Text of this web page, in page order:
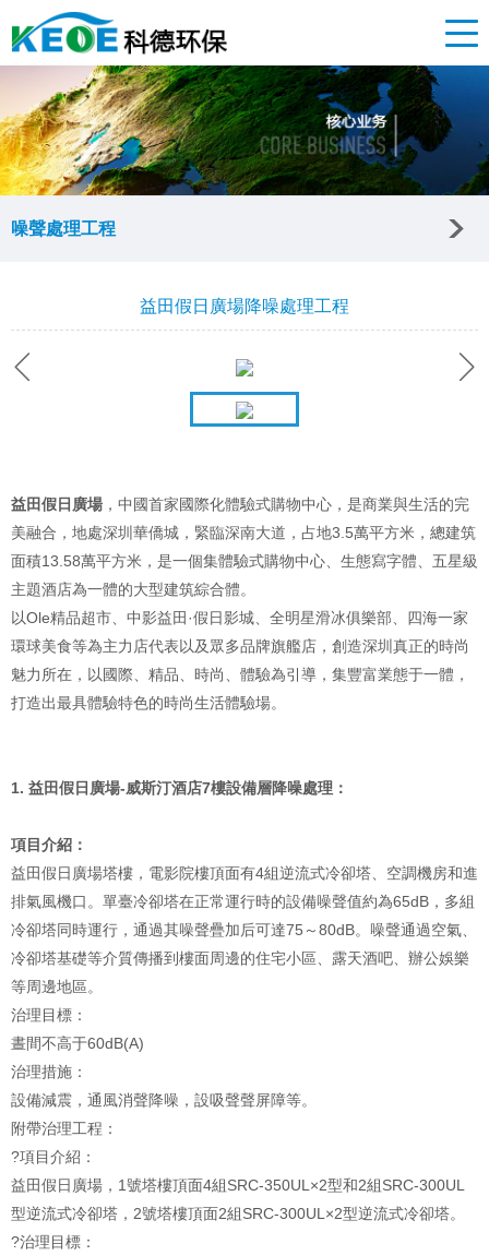
噪聲處理工程
益田假日廣場降噪處理工程
益田假日廣場 ，中國首家國際化體驗式購物中心，是商業與生活的完
美融合，地處深圳華僑城，緊臨深南大道，占地3.5萬平方米，總建筑
面積13.58萬平方米，是一個集體驗式購物中心、生態寫字體、五星級
主題酒店為一體的大型建筑綜合體。
以Ole精品超市、中影益田·假日影城、全明星滑冰俱樂部、四海一家
環球美食等為主力店代表以及眾多品牌旗艦店，創造深圳真正的時尚
魅力所在，以國際、精品、時尚、體驗為引導，集豐富業態于一體，
打造出最具體驗特色的時尚生活體驗場。
1. 益田假日廣場-威斯汀酒店7樓設備層降噪處理：
項目介紹：
益田假日廣場塔樓，電影院樓頂面有4組逆流式冷卻塔、空調機房和進
排氣風機口。單臺冷卻塔在正常運行時的設備噪聲值約為65dB，多組
冷卻塔同時運行，通過其噪聲疊加后可達75～80dB。噪聲通過空氣、
冷卻塔基礎等介質傳播到樓面周邊的住宅小區、露天酒吧、辦公娛樂
等周邊地區。
治理目標：
晝間不高于60dB(A)
治理措施：
設備減震，通風消聲降噪，設吸聲聲屏障等。
附帶治理工程：
?項目介紹：
益田假日廣場，1號塔樓頂面4組SRC-350UL×2型和2組SRC-300UL
型逆流式冷卻塔，2號塔樓頂面2組SRC-300UL×2型逆流式冷卻塔。
?治理目標：